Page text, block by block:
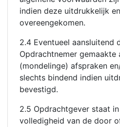
indien deze uitdrukkelijk
overeengekomen.
2.4 Eventueel aansluitend
Opdrachtnemer gemaakte
(mondelinge) afspraken
slechts bindend indien
bevestigd.
2.5 Opdrachtgever staat
volledigheid van de door